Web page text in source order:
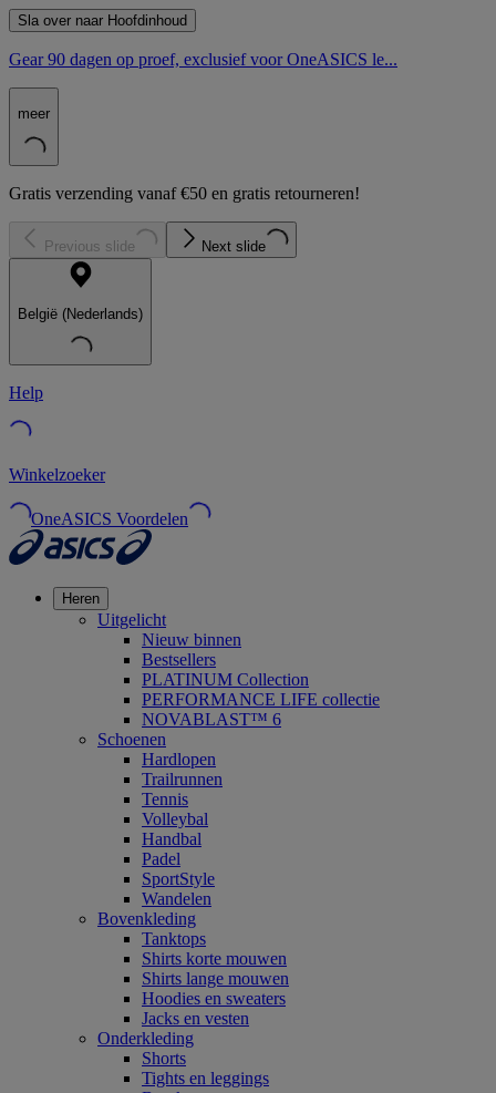
Sla over naar Hoofdinhoud
Gear 90 dagen op proef, exclusief voor OneASICS le...
meer
Gratis verzending vanaf €50 en gratis retourneren!
Previous slide Next slide
België (Nederlands)
Help
Winkelzoeker
OneASICS Voordelen
Heren
Uitgelicht
Nieuw binnen
Bestsellers
PLATINUM Collection
PERFORMANCE LIFE collectie
NOVABLAST™ 6
Schoenen
Hardlopen
Trailrunnen
Tennis
Volleybal
Handbal
Padel
SportStyle
Wandelen
Bovenkleding
Tanktops
Shirts korte mouwen
Shirts lange mouwen
Hoodies en sweaters
Jacks en vesten
Onderkleding
Shorts
Tights en leggings